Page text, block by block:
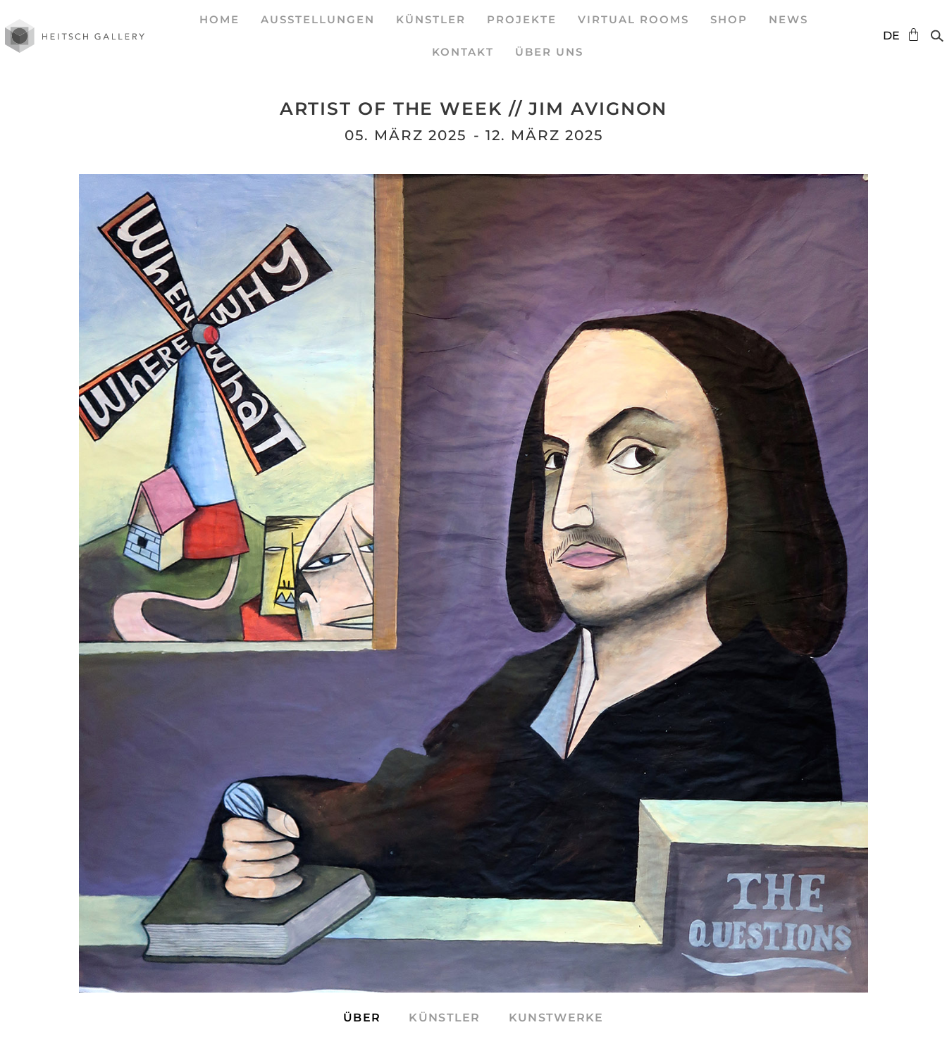
HOME AUSSTELLUNGEN KÜNSTLER PROJEKTE VIRTUAL ROOMS SHOP NEWS
KONTAKT ÜBER UNS
DE
ES
ARTIST OF THE WEEK // JIM AVIGNON
05. MÄRZ 2025 - 12. MÄRZ 2025
ÜBER KÜNSTLER KUNSTWERKE